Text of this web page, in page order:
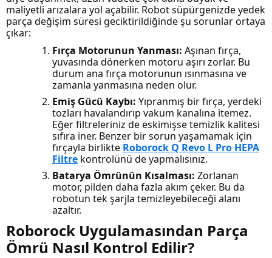
maliyetli arızalara yol açabilir. Robot süpürgenizde yedek
parça değişim süresi geciktirildiğinde şu sorunlar ortaya
çıkar:
Fırça Motorunun Yanması: Aşınan fırça,
yuvasında dönerken motoru aşırı zorlar. Bu
durum ana fırça motorunun ısınmasına ve
zamanla yanmasına neden olur.
Emiş Gücü Kaybı: Yıpranmış bir fırça, yerdeki
tozları havalandırıp vakum kanalına itemez.
Eğer filtreleriniz de eskimişse temizlik kalitesi
sıfıra iner. Benzer bir sorun yaşamamak için
fırçayla birlikte Roborock Q Revo L Pro HEPA
Filtre kontrolünü de yapmalısınız.
Batarya Ömrünün Kısalması: Zorlanan
motor, pilden daha fazla akım çeker. Bu da
robotun tek şarjla temizleyebileceği alanı
azaltır.
Roborock Uygulamasından Parça
Ömrü Nasıl Kontrol Edilir?